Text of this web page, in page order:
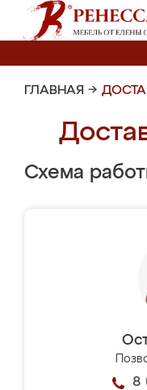
ГЛАВНАЯ →
Схема
8